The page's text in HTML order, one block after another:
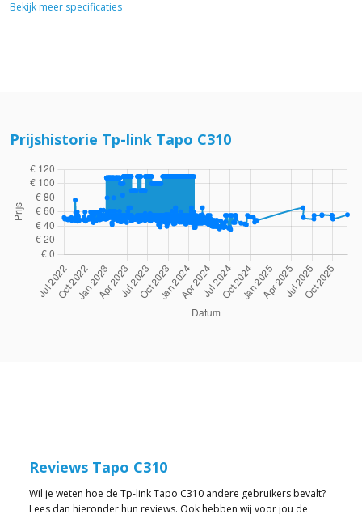
Bekijk meer specificaties
Prijshistorie Tp-link Tapo C310
Reviews Tapo C310
Wil je weten hoe de Tp-link Tapo C310 andere gebruikers bevalt?
Lees dan hieronder hun reviews. Ook hebben wij voor jou de